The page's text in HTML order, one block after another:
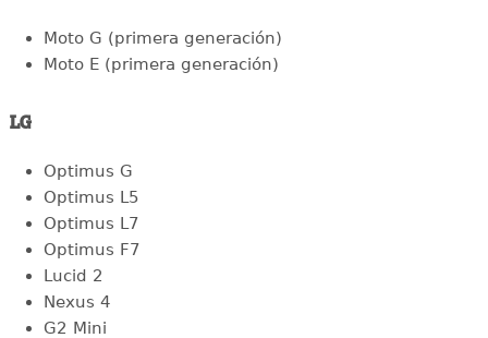
Moto G (primera generación)
Moto E (primera generación)
LG
Optimus G
Optimus L5
Optimus L7
Optimus F7
Lucid 2
Nexus 4
G2 Mini